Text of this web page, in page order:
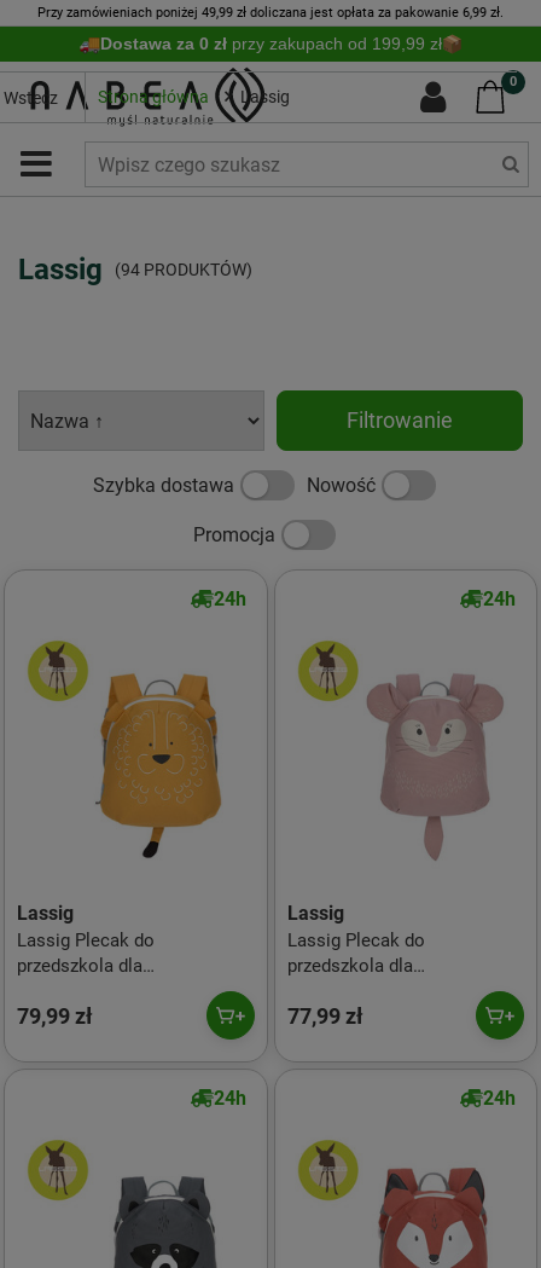
Przy zamówieniach poniżej 49,99 zł doliczana jest opłata za pakowanie 6,99 zł.
Dostawa za 0 zł przy zakupach od 199,99 zł
0
Wstecz Strona główna Lassig
Lassig (94 PRODUKTÓW)
Filtrowanie
Szybka dostawa Nowość
Promocja
24h
Lassig
Lassig Plecak do
przedszkola dla
przedszkolaka About Friends
Lew
79,99 zł
24h
Lassig
Lassig Plecak do
przedszkola dla
przedszkolaka About Friends
Szynszyla
77,99 zł
24h 24h